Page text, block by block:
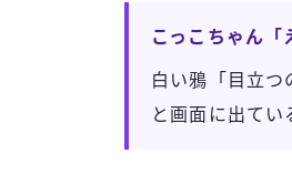
こっこちゃん「
白い鴉「目立つ
と画面に出てい